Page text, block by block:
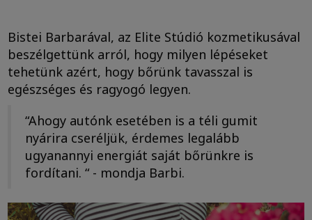
Bistei Barbarával, az Elite Stúdió kozmetikusával
beszélgettünk arról, hogy milyen lépéseket
tehetünk azért, hogy bőrünk tavasszal is
egészséges és ragyogó legyen.
“Ahogy autónk esetében is a téli gumit
nyárira cseréljük, érdemes legalább
ugyanannyi energiát saját bőrünkre is
fordítani. “ - mondja Barbi.